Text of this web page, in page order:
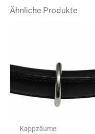
Ähnliche Produkte
Kappzäume